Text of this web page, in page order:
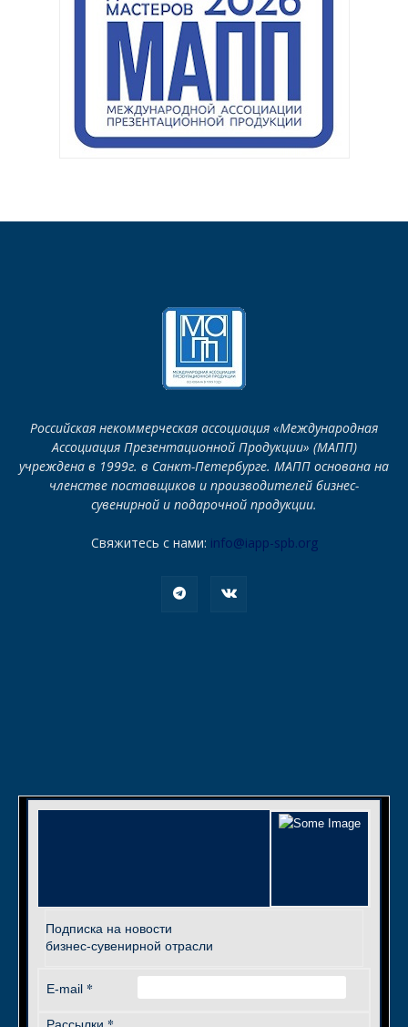
Российская некоммерческая ассоциация «Международная
Ассоциация Презентационной Продукции» (МАПП)
учреждена в 1999г. в Санкт-Петербурге. МАПП основана на
членстве поставщиков и производителей бизнес-
сувенирной и подарочной продукции.
Свяжитесь с нами: info@iapp-spb.org
Подписка на новости
бизнес-сувенирной отрасли
E-mail *